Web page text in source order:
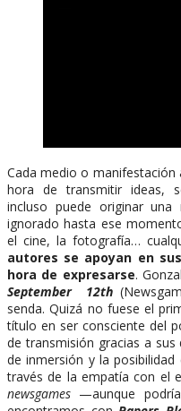
Cada medio o
hora de transmitir ideas,
incluso puede originar
ignorado hasta ese
el cine, la fotografía…
autores se apoyan en
hora de expresarse.
September 12th
senda. Quizá no fuese el
título en ser consciente del
de transmisión gracias a
de inmersión y la
través de la empatía con el
newsgames —aunque